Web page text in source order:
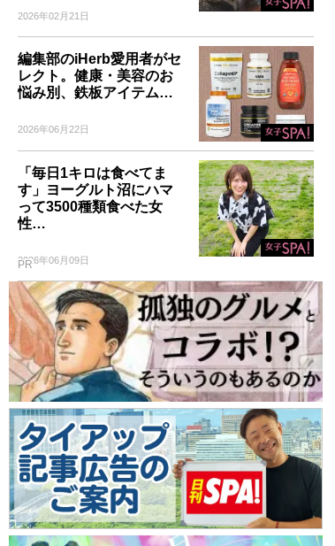
2026年02月21日
編集部のiHerb愛用者がセ
レクト。健康・美容のお
悩み別、鉄板アイテム…
2026年06月22日
「毎日1キロは食べてま
す」ヨーグルト沼にハマ
って3500種類食べた女
性…
2026年06月09日
PR